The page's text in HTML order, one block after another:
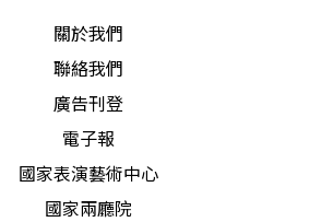
關於我們
聯絡我們
廣告刊登
電子報
國家表演藝術中心
國家兩廳院